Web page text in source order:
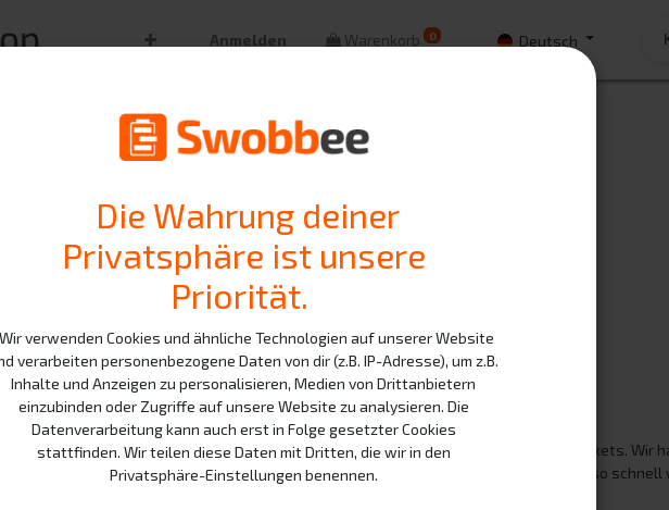
Anmelden Warenkorb 0 Deutsch
Support-Ticket
erfolgreich
eingereicht!
Sehr geehrte Kundin, sehr geehrter Kunde,
vielen Dank für die Einreichung Ihres Support-Tickets. Wir
Ihre Anfrage erhalten und arbeiten daran, Ihnen so schnell
Die Wahrung deiner
Privatsphäre ist unsere
Priorität.
verwenden Cookies und ähnliche Technologien auf unserer Website
verarbeiten personenbezogene Daten von dir (z.B. IP-Adresse), um z.B.
Inhalte und Anzeigen zu personalisieren, Medien von Drittanbietern
einzubinden oder Zugriffe auf unsere Website zu analysieren. Die
Datenverarbeitung kann auch erst in Folge gesetzter Cookies
stattfinden. Wir teilen diese Daten mit Dritten, die wir in den
Privatsphäre-Einstellungen benennen.